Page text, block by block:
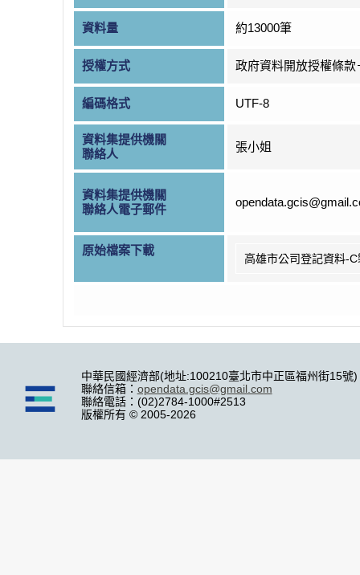
資料量 約13000筆
授權方式 政府資料開放授權條款
編碼格式 UTF-8
資料集提供機關
聯絡人
張小姐
資料集提供機關
聯絡人電子郵件
原始檔案下載
高雄市公司登記資料-
中華民國經濟部(地址:100210臺北市中正區福州街15號)
聯絡信箱： opendata.gcis@gmail.com
聯絡電話：(02)2784-1000#2513
版權所有 © 2005-2026